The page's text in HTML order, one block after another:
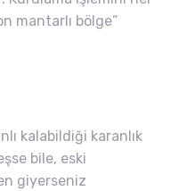
mantarlı bölge”
kalabildiği karanlık
bile, eski
giyerseniz